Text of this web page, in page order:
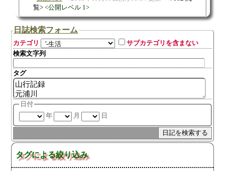
覧
公開レベル 1
日誌検索フォーム
カテゴリ
サブカテゴリを含まない
検索文字列
タグ
日付
年
月 日
タグによる絞り込み